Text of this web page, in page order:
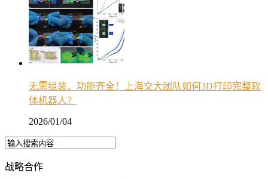
无需组装、功能齐全！上海交大团队如何3D打印完整软
体机器人？
2026/01/04
战略合作